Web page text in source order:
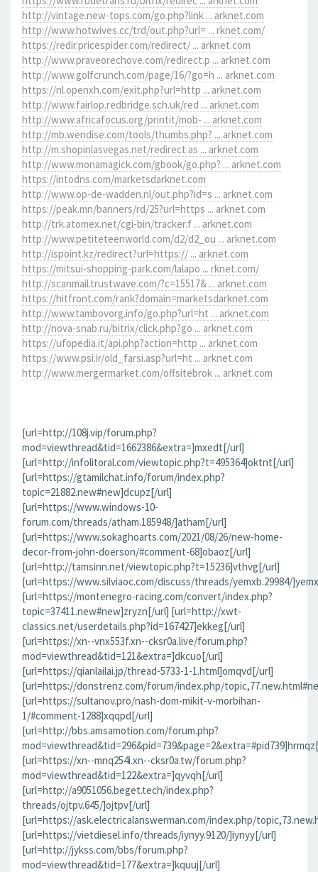
http://vintage.new-tops.com/go.php?link ... arknet.com
http://www.hotwives.cc/trd/out.php?url= ... rknet.com/
https://redir.pricespider.com/redirect/ ... arknet.com
http://www.praveorechove.com/redirect.p ... arknet.com
http://www.golfcrunch.com/page/16/?go=h ... arknet.com
https://nl.openxh.com/exit.php?url=http ... arknet.com
http://www.fairlop.redbridge.sch.uk/red ... arknet.com
http://www.africafocus.org/printit/mob- ... arknet.com
http://mb.wendise.com/tools/thumbs.php? ... arknet.com
http://m.shopinlasvegas.net/redirect.as ... arknet.com
http://www.monamagick.com/gbook/go.php? ... arknet.com
https://intodns.com/marketsdarknet.com
http://www.op-de-wadden.nl/out.php?id=s ... arknet.com
https://peak.mn/banners/rd/25?url=https ... arknet.com
http://trk.atomex.net/cgi-bin/tracker.f ... arknet.com
http://www.petiteteenworld.com/d2/d2_ou ... arknet.com
http://ispoint.kz/redirect?url=https:// ... arknet.com
https://mitsui-shopping-park.com/lalapo ... rknet.com/
http://scanmail.trustwave.com/?c=15517& ... arknet.com
https://hitfront.com/rank?domain=marketsdarknet.com
http://www.tambovorg.info/go.php?url=ht ... arknet.com
http://nova-snab.ru/bitrix/click.php?go ... arknet.com
https://ufopedia.it/api.php?action=http ... arknet.com
https://www.psi.ir/old_farsi.asp?url=ht ... arknet.com
http://www.mergermarket.com/offsitebrok ... arknet.com
[url=http://108j.vip/forum.php?
mod=viewthread&tid=1662386&extra=]mxedt[/url]
[url=http://infolitoral.com/viewtopic.php?t=495364]oktnt[/url]
[url=https://gtamilchat.info/forum/index.php?
topic=21882.new#new]dcupz[/url]
[url=https://www.windows-10-
forum.com/threads/atham.185948/]atham[/url]
[url=https://www.sokaghoarts.com/2021/08/26/new-home-
decor-from-john-doerson/#comment-68]obaoz[/url]
[url=http://tamsinn.net/viewtopic.php?t=15236]vthvg[/url]
[url=https://www.silviaoc.com/discuss/threads/yemxb.29984/
[url=https://montenegro-racing.com/convert/index.php?
topic=37411.new#new]zryzn[/url] [url=http://xwt-
classics.net/userdetails.php?id=167427]ekkeg[/url]
[url=https://xn--vnx553f.xn--cksr0a.live/forum.php?
mod=viewthread&tid=121&extra=]dkcuo[/url]
[url=https://qianlailai.jp/thread-5733-1-1.html]omqvd[/url]
[url=https://donstrenz.com/forum/index.php/
[url=https://sultanov.pro/nash-dom-mikit-v-morbihan-
1/#comment-1288]xqqpd[/url]
[url=http://bbs.amsamotion.com/forum.php?
[url=https://xn--mnq254i.xn--cksr0a.tw/forum.php?
mod=viewthread&tid=122&extra=]qyvqh[/url]
[url=http://a9051056.beget.tech/index.php?
threads/ojtpv.645/]ojtpv[/url]
[url=https://ask.electricalanswerman.com/index.php/
[url=https://vietdiesel.info/threads/iynyy.9120/]iynyy[/url]
[url=http://jykss.com/bbs/forum.php?
mod=viewthread&tid=177&extra=]kquuj[/url]